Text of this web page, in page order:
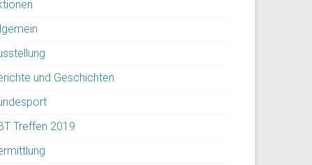
und Geschichten
Treffen 2019